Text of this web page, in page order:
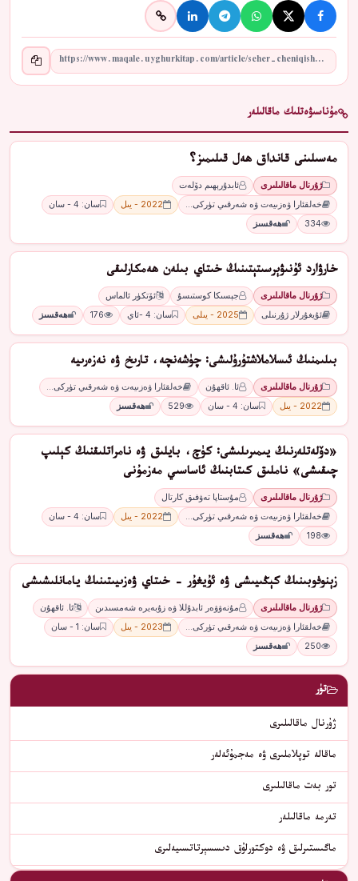
مۇناسىۋەتلىك ماقالىلەر
مەسىلىنى قانداق ھەل قىلىمىز؟
ژۇرنال ماقالىلىرى
ئابدۇرېھىم دۆلەت
خەلقئارا ۋەزىيەت ۋە شەرقىي تۈركى…
2022 - يىل
سان: 4 - سان
334
ھەقسىز
ﺧﺎﺭﯞﺍﺭﺩ ﺋﯘﻧﯩﯟﯦﺮﺳﯩﺘﯧﺘﯩﻨﯩﯔ ﺧﯩﺘﺎﻱ ﺑﯩﻠﻪﻥ ھەمكارلىقى
ژۇرنال ماقالىلىرى ﺟﯧﺴﯩﻜﺎ ﻛﻮﺳﺘﯩﺴﯘ
ﺋﯚﺗﻜﯜﺭ ﺋﺎﻟﻤﺎﺱ
ئۇيغۇرلار ژۇرنىلى
2025 - يىلى سان: 4 -ئاي 176 ھەقسىز
بىلىمنىڭ ئىسلاملاشتۇرۇلىشى: چۈشەنچە، تارىخ ۋە نەزەرىيە
ژۇرنال ماقالىلىرى ئا. ئاقھۇن
خەلقئارا ۋەزىيەت ۋە شەرقىي تۈركى…
2022 - يىل
سان: 4 - سان 529 ھەقسىز
«دۆلەتلەرنىڭ يىمىرىلىشى: كۈچ، بايلىق ۋە نامراتلىقنىڭ كېلىپ
چىقىشى» ناملىق كىتابنىڭ ئاساسىي مەزمۇنى
ژۇرنال ماقالىلىرى
مۇستاپا تەۋفىق كارتال
خەلقئارا ۋەزىيەت ۋە شەرقىي تۈركى…
2022 - يىل
سان: 4 - سان
198
ھەقسىز
زېنوفوبىنىڭ كېڭىيىشى ۋە ئۇيغۇر - خىتاي ۋەزىيىتىنىڭ يامانلىشىشى
ژۇرنال ماقالىلىرى مۇنەۋۋەر ئابدۇللا ۋە زۇبەيرە شەمسىدىن
ئا. ئاقھۇن
خەلقئارا ۋەزىيەت ۋە شەرقىي تۈركى…
2023 - يىل
سان: 1 - سان
250
ھەقسىز
تۈر
ژۇرنال ماقالىلىرى
ماقالە توپلاملىرى ۋە مەجمۇئەلەر
تور بەت ماقالىلىرى
تەرمە ماقالىلەر
ماگىستىرلىق ۋە دوكتورلۇق دىسسېرتاتسىيەلىرى